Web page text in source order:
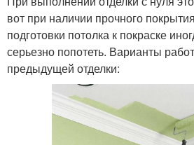
вот при наличии прочного
подготовки потолка к покраске
серьезно попотеть. Варианты
предыдущей отделки: